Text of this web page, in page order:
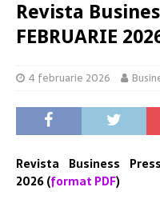
Revista
FEBRUARIE
4 februarie 2026
Revista Business
2026 (format PDF)